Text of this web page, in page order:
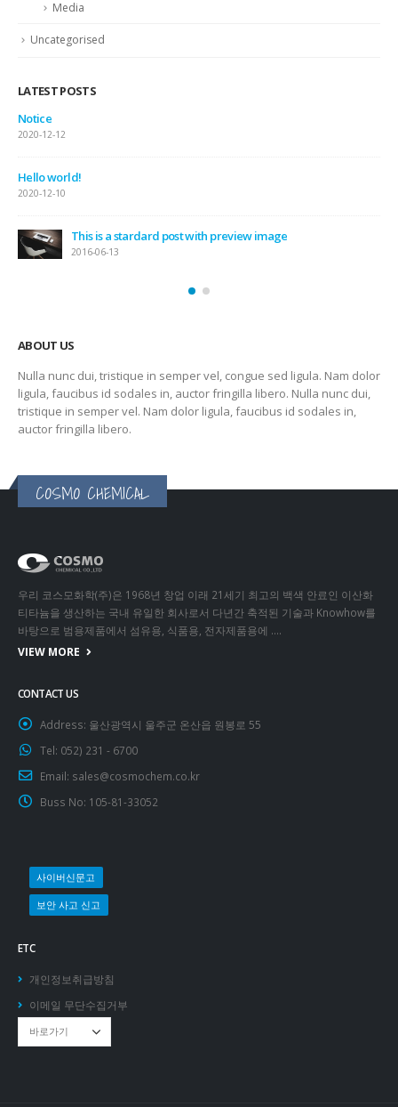
Media
Uncategorised
LATEST POSTS
Notice
2020-12-12
Hello world!
2020-12-10
This is a stardard post with preview image
2016-06-13
ABOUT US
Nulla nunc dui, tristique in semper vel, congue sed ligula. Nam dolor
ligula, faucibus id sodales in, auctor fringilla libero. Nulla nunc dui,
tristique in semper vel. Nam dolor ligula, faucibus id sodales in,
auctor fringilla libero.
COSMO CHEMICAL
우리 코스모화학(주)은 1968년 창업 이래 21세기 최고의 백색 안료인 이산화
티타늄을 생산하는 국내 유일한 회사로서 다년간 축적된 기술과 Knowhow를
바탕으로 범용제품에서 섬유용, 식품용, 전자제품용에 ….
VIEW MORE
CONTACT US
Address: 울산광역시 울주군 온산읍 원봉로 55
Tel: 052) 231 - 6700
Email: sales@cosmochem.co.kr
Buss No: 105-81-33052
사이버신문고
보안 사고 신고
ETC
개인정보취급방침
이메일 무단수집거부